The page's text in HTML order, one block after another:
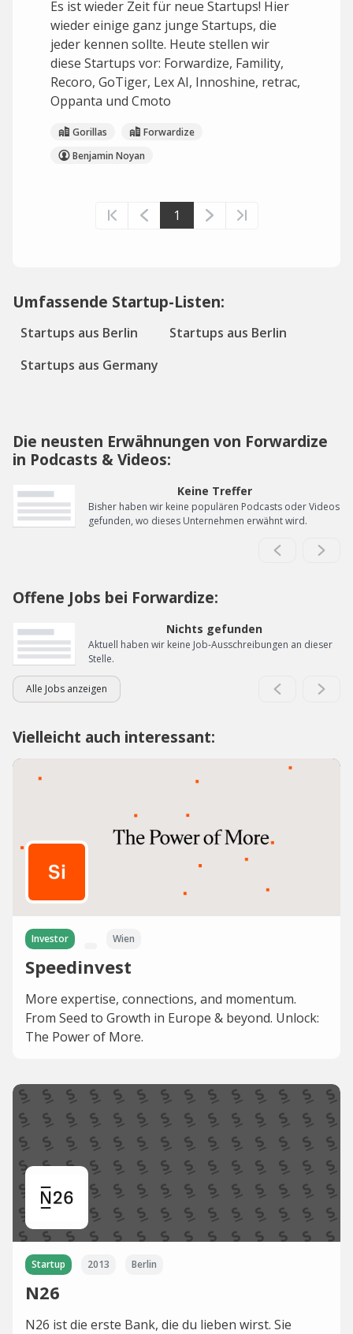
Es ist wieder Zeit für neue Startups! Hier
wieder einige ganz junge Startups, die
jeder kennen sollte. Heute stellen wir
diese Startups vor: Forwardize, Famility,
Recoro, GoTiger, Lex AI, Innoshine, retrac,
Oppanta und Cmoto
Gorillas
Forwardize
Benjamin Noyan
1
Umfassende Startup-Listen:
Startups aus Berlin
Startups aus Berlin
Startups aus Germany
Die neusten Erwähnungen von Forwardize
in Podcasts & Videos:
Keine Treffer
Bisher haben wir keine populären Podcasts oder Videos
gefunden, wo dieses Unternehmen erwähnt wird.
Offene Jobs bei Forwardize:
Nichts gefunden
Aktuell haben wir keine Job-Ausschreibungen an dieser
Stelle.
Alle Jobs anzeigen
Vielleicht auch interessant:
Investor Wien
Speedinvest
More expertise, connections, and momentum.
From Seed to Growth in Europe & beyond. Unlock:
The Power of More.
Startup 2013 Berlin
N26
N26 ist die erste Bank, die du lieben wirst. Sie